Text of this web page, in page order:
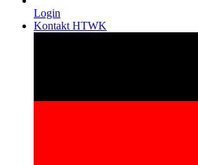
Login
Kontakt HTWK